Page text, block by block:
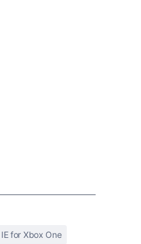
IE for Xbox One